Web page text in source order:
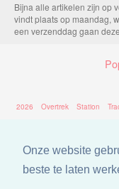
Onze website
beste te laten
Bijna alle artikelen zijn op
vindt plaats op maandag,
een verzenddag gaan
2026 Overtrek Station
Bed